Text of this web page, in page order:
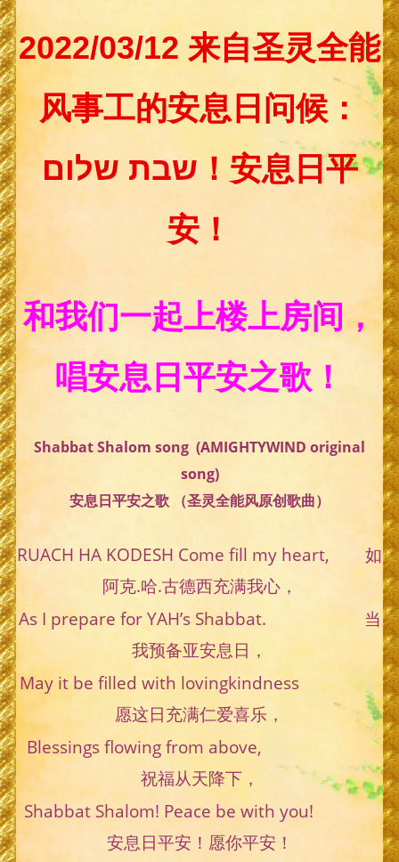
2022/03/12 来自圣灵全能
风事工的安息日问候：
שבת שלום！安息日平
安！
和我们一起上楼上房间，
唱安息日平安之歌！
Shabbat Shalom song (AMIGHTYWIND original
song)
安息日平安之歌 （圣灵全能风原创歌曲）
RUACH HA KODESH Come fill my heart, 如
阿克.哈.古德西充满我心，
As I prepare for YAH’s Shabbat. 当
我预备亚安息日，
May it be filled with lovingkindness
愿这日充满仁爱喜乐，
Blessings flowing from above,
祝福从天降下，
Shabbat Shalom! Peace be with you!
安息日平安！愿你平安！